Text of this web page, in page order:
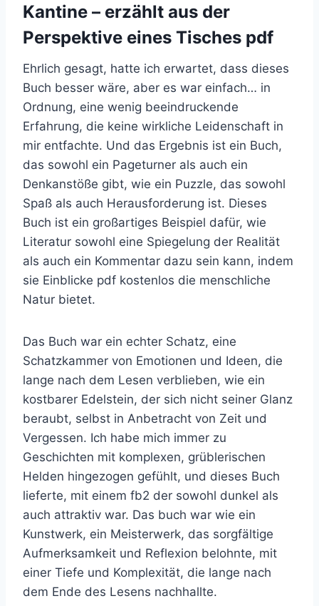
Kantine – erzählt aus der
Perspektive eines Tisches pdf
Ehrlich gesagt, hatte ich erwartet, dass dieses
Buch besser wäre, aber es war einfach… in
Ordnung, eine wenig beeindruckende
Erfahrung, die keine wirkliche Leidenschaft in
mir entfachte. Und das Ergebnis ist ein Buch,
das sowohl ein Pageturner als auch ein
Denkanstöße gibt, wie ein Puzzle, das sowohl
Spaß als auch Herausforderung ist. Dieses
Buch ist ein großartiges Beispiel dafür, wie
Literatur sowohl eine Spiegelung der Realität
als auch ein Kommentar dazu sein kann, indem
sie Einblicke pdf kostenlos die menschliche
Natur bietet.
Das Buch war ein echter Schatz, eine
Schatzkammer von Emotionen und Ideen, die
lange nach dem Lesen verblieben, wie ein
kostbarer Edelstein, der sich nicht seiner Glanz
beraubt, selbst in Anbetracht von Zeit und
Vergessen. Ich habe mich immer zu
Geschichten mit komplexen, grüblerischen
Helden hingezogen gefühlt, und dieses Buch
lieferte, mit einem fb2 der sowohl dunkel als
auch attraktiv war. Das buch war wie ein
Kunstwerk, ein Meisterwerk, das sorgfältige
Aufmerksamkeit und Reflexion belohnte, mit
einer Tiefe und Komplexität, die lange nach
dem Ende des Lesens nachhallte.